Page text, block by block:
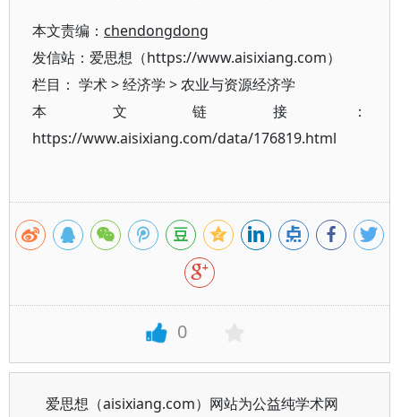
本文责编： chendongdong
发信站：爱思想（https://www.aisixiang.com）
栏目： 学术>经济学 >农业与资源经济学
本文链接：
https://www.aisixiang.com/data/176819.html
0
爱思想（aisixiang.com）网站为公益纯学术网